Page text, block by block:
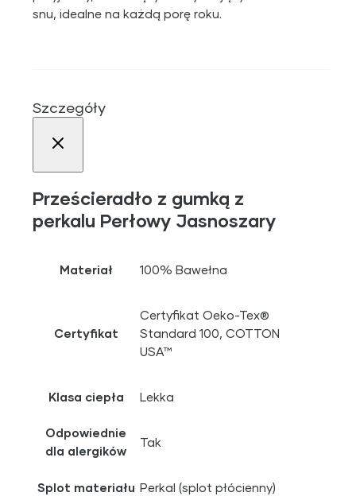
snu, idealne na każdą porę roku.
Szczegóły
Prześcieradło z gumką z
perkalu Perłowy Jasnoszary
Materiał 100% Bawełna
Certyfikat
Certyfikat Oeko-Tex®
Standard 100, COTTON
USA™
Klasa ciepła Lekka
Odpowiednie
dla alergików
Tak
Splot materiału Perkal (splot płócienny)